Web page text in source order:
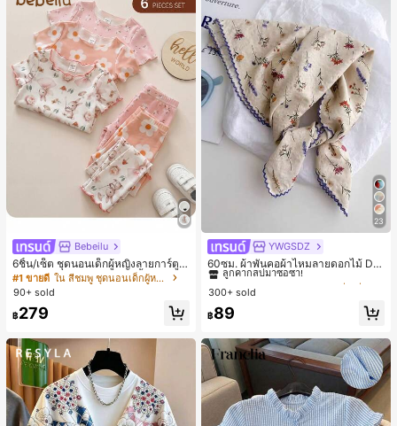
Bebeilu
6ชิ้น/เซ็ต ชุดนอนเด็กผู้หญิงลายการ์ตูน
หมีและดอกไม้ คอกลม แขนสั้น กางเกง
ขาสั้น ขอบระบาย สวมใส่สบาย
#1 ขายดี
ใน สีชมพู ชุดนอนเด็กผู้หญิง
90+ sold
฿279
23
YWGSDZ
60ซม. ผ้าพันคอผ้าไหมลายดอกไม้ Dit
sy สีเบจ, เครื่องประดับใหม่สำหรับผู้หญิ
งฤดูใบไม้ผลิ/ฤดูใบไม้ร่วง, ผ้าพันคอผืน
#1 ขายดี
ลูกค้ากลับมาซื้อซ้ำ!
#1 ขายดี
ลูกค้ากลับมาซื้อซ้ำ!
#1 ขายดี
ลูกค้ากลับมาซื้อซ้ำ!
#1 ขายดี
ใน สีเบจ ผ้าพันคอทรงสี่เหลี่ยมและผ้าพันคอสำหรับผู้
300+ sold
฿89